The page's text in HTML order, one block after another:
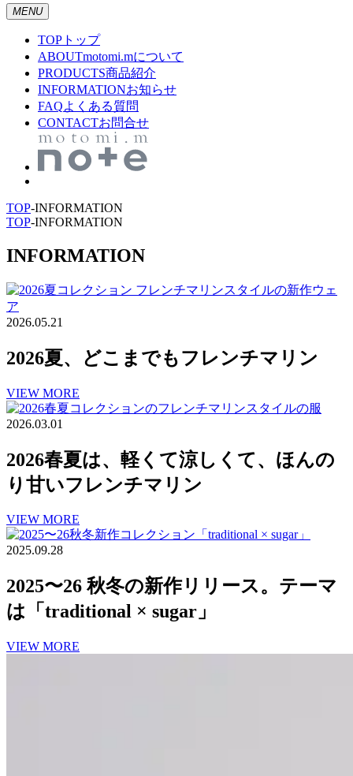
MENU
TOP トップ
ABOUTmotomi.mについて
PRODUCTS商品紹介
INFORMATIONお知らせ
FAQよくある質問
CONTACTお問合せ
TOP-INFORMATION
TOP-INFORMATION
INFORMATION
2026.05.21
2026夏、どこまでもフレンチマリン
VIEW MORE
2026.03.01
2026春夏は、軽くて涼しくて、ほんの
り甘いフレンチマリン
VIEW MORE
2025.09.28
2025〜26 秋冬の新作リリース。テーマ
は「traditional × sugar」
VIEW MORE